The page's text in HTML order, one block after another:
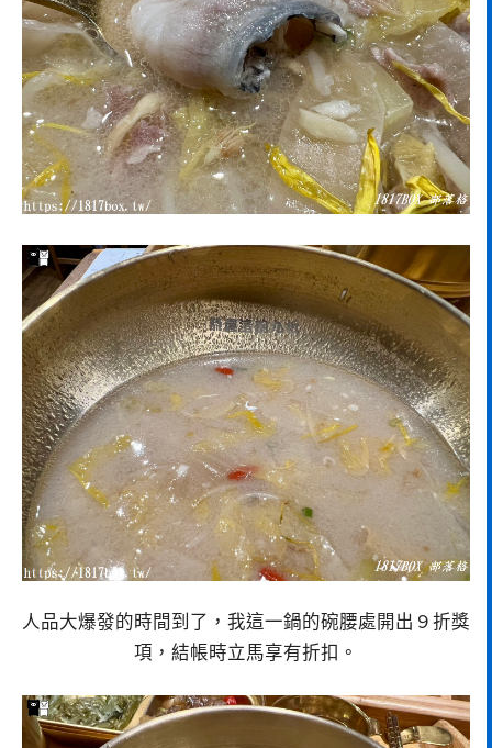
人品大爆發的時間到了，我這一鍋的碗腰處開出９折獎
項，結帳時立馬享有折扣。